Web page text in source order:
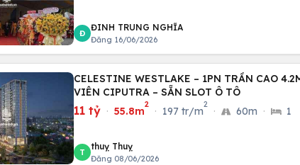
Đ
ĐINH TRUNG NGHĨA
Đăng 16/06/2026
CELESTINE WESTLAKE – 1PN TRẦN CAO
VIÊN CIPUTRA – SẴN SLOT Ô TÔ
11 tỷ · 55.8m
2
· 197 tr/m
2
· 60m · 1
T
thuỵ Thuỵ
Đăng 08/06/2026